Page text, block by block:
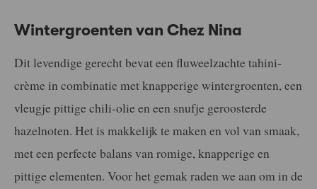
Wintergroenten van Chez Nina
Dit levendige gerecht bevat een fluweelzachte tahini-
crème in combinatie met knapperige wintergroenten, een
vleugje pittige chili-olie en een snufje geroosterde
hazelnoten. Het is makkelijk te maken en vol van smaak,
met een perfecte balans van romige, knapperige en
pittige elementen. Voor het gemak raden we aan om in de